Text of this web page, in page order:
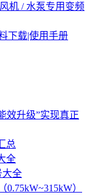
机 / 水泵专用变频
下载|使用手册
效升级”实现真正
总
全
大全
）